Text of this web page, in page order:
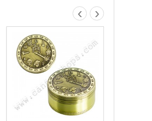
‹ ›